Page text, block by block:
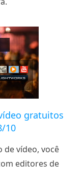
gratuitos
10
de vídeo, você
editores de